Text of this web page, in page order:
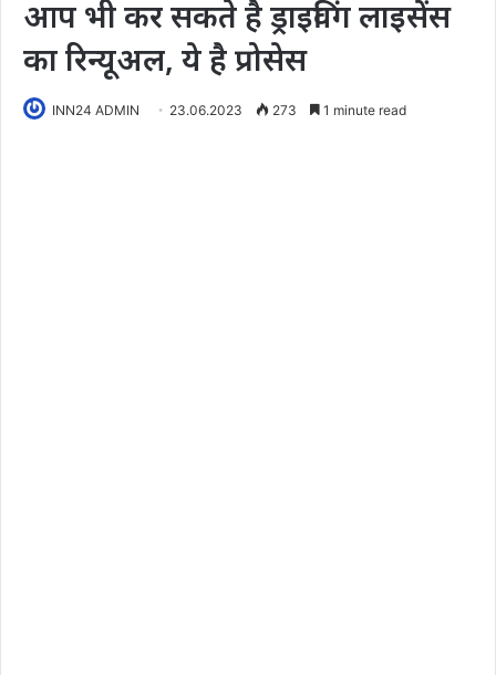
आप भी कर सकते है ड्राइविंग लाइसेंस
का रिन्यूअल, ये है प्रोसेस
INN24 ADMIN 23.06.2023 273 1 minute read